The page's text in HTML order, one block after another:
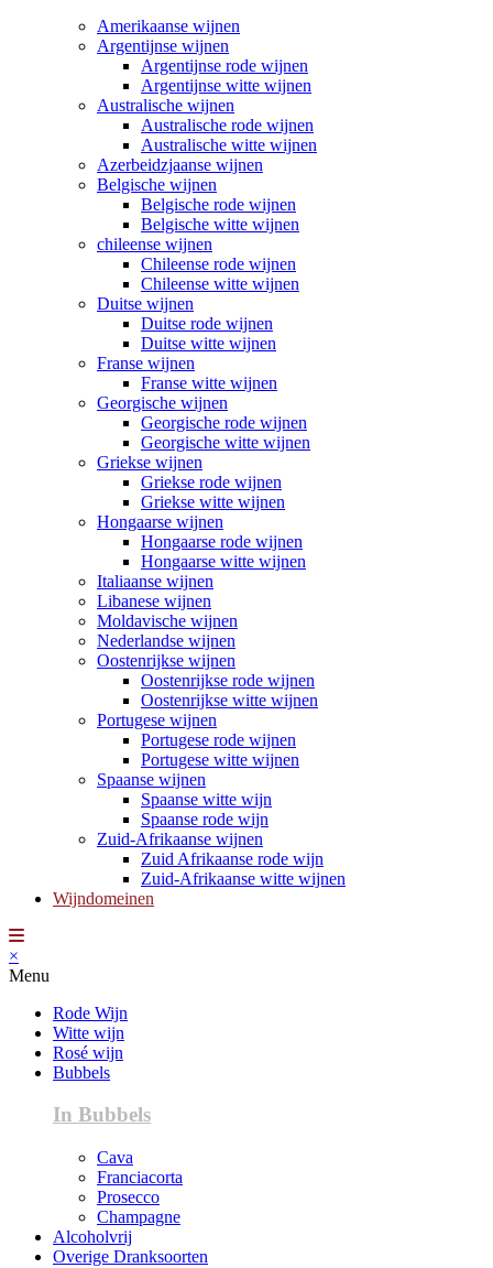
Amerikaanse wijnen
Argentijnse wijnen
Argentijnse rode wijnen
Argentijnse witte wijnen
Australische wijnen
Australische rode wijnen
Australische witte wijnen
Azerbeidzjaanse wijnen
Belgische wijnen
Belgische rode wijnen
Belgische witte wijnen
chileense wijnen
Chileense rode wijnen
Chileense witte wijnen
Duitse wijnen
Duitse rode wijnen
Duitse witte wijnen
Franse wijnen
Franse witte wijnen
Georgische wijnen
Georgische rode wijnen
Georgische witte wijnen
Griekse wijnen
Griekse rode wijnen
Griekse witte wijnen
Hongaarse wijnen
Hongaarse rode wijnen
Hongaarse witte wijnen
Italiaanse wijnen
Libanese wijnen
Moldavische wijnen
Nederlandse wijnen
Oostenrijkse wijnen
Oostenrijkse rode wijnen
Oostenrijkse witte wijnen
Portugese wijnen
Portugese rode wijnen
Portugese witte wijnen
Spaanse wijnen
Spaanse witte wijn
Spaanse rode wijn
Zuid-Afrikaanse wijnen
Zuid Afrikaanse rode wijn
Zuid-Afrikaanse witte wijnen
Wijndomeinen
×
Menu
Rode Wijn
Witte wijn
Rosé wijn
Bubbels
In Bubbels
Cava
Franciacorta
Prosecco
Champagne
Alcoholvrij
Overige Dranksoorten